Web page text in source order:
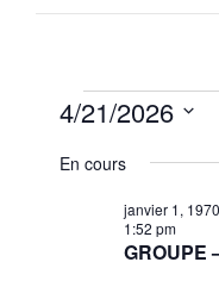
4/21/2026
une
En cours
GROUPE
janvier 1,
1:52 pm